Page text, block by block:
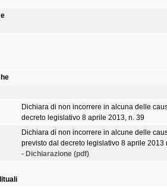
Dichiara di non incorrere in alcuna delle
decreto legislativo 8 aprile 2013, n. 39
Dichiara di non incorrere in alcune delle
previsto dal decreto legislativo 8 aprile 2013
- Dichiarazione (pdf)